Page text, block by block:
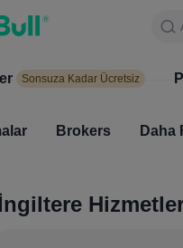
Grafikler
Sonsuza Kadar Ücretsiz
Brokers Daha